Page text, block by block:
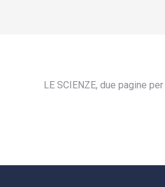
LE SCIENZE, due pagine